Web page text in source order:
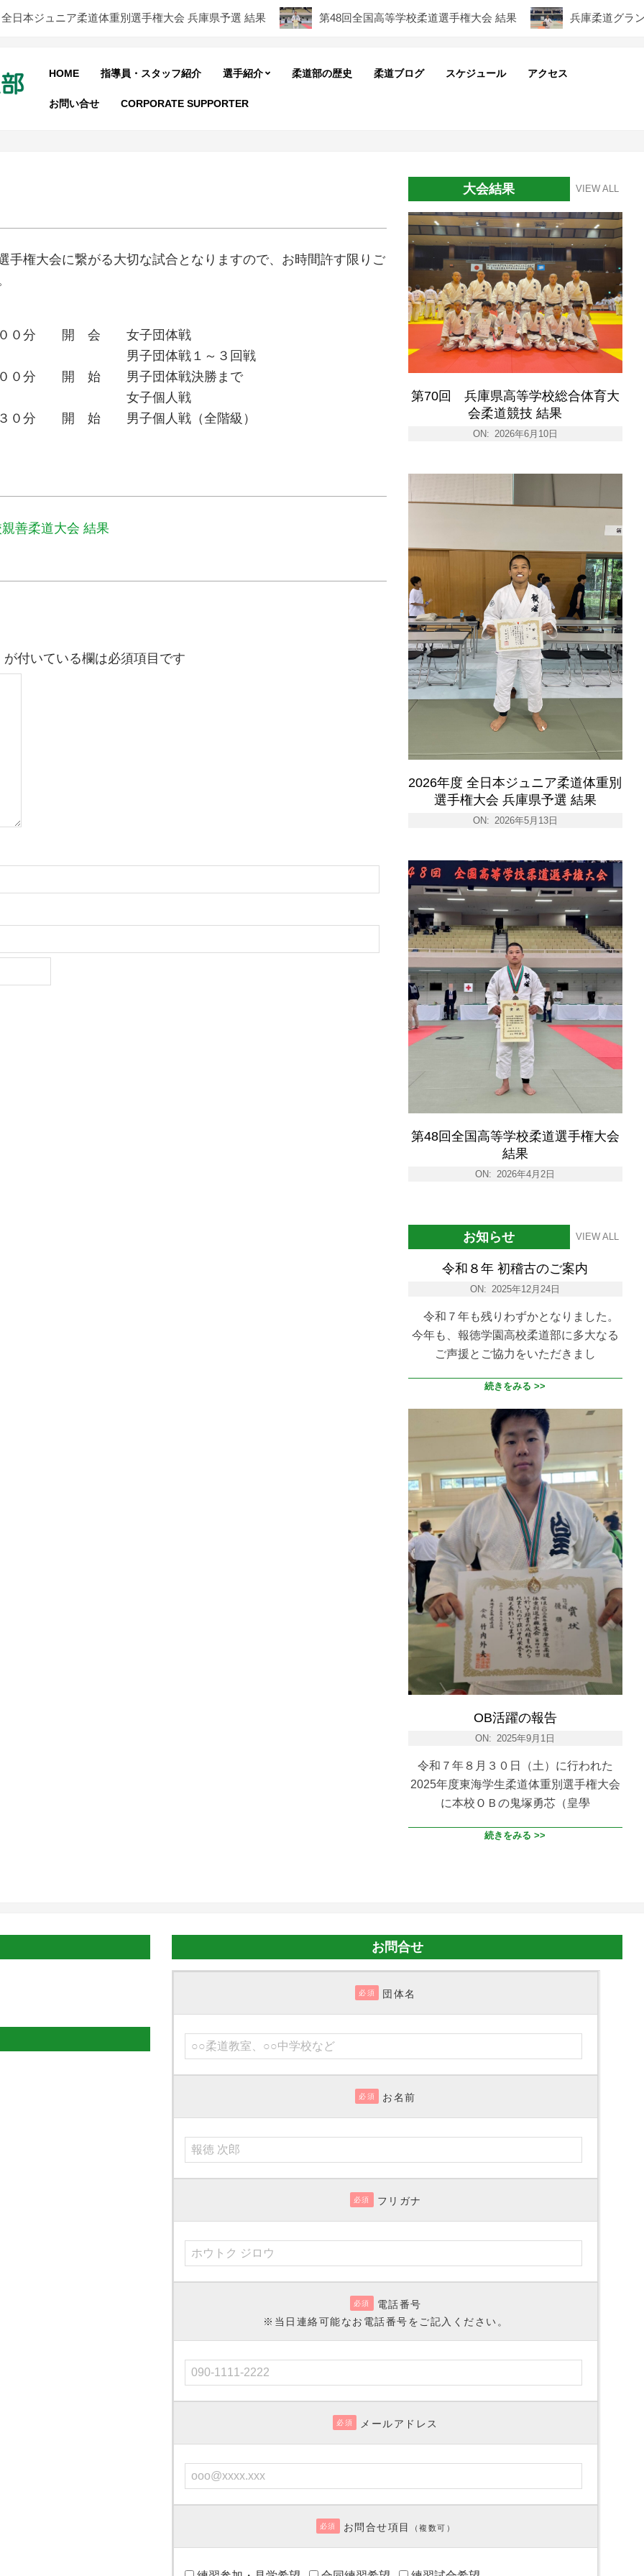
ジュニア柔道体重別選手権大会 兵庫県予選 結果 第48回全国高等学校柔道選手権大会 結果 兵庫柔道グランプ
HOME 指導員・スタッフ紹介 選手紹介 柔道部の歴史 柔道ブログ スケジュール アクセス
お問い合せ CORPORATE SUPPORTER
手権大会に繋がる大切な試合となりますので、お時間許す限りご
００分 開 会 女子団体戦
～３回戦
始 男子団体戦決勝まで
戦
男子個人戦（全階級）
善柔道大会 結果
が付いている欄は必須項目です
大会結果 VIEW ALL
第70回 兵庫県高等学校総合体育大
会柔道競技 結果
ON: 2026年6月10日
2026年度 全日本ジュニア柔道体重別
選手権大会 兵庫県予選 結果
ON: 2026年5月13日
第48回全国高等学校柔道選手権大会
結果
ON: 2026年4月2日
お知らせ VIEW ALL
令和８年 初稽古のご案内
ON: 2025年12月24日
令和７年も残りわずかとなりました。
今年も、報徳学園高校柔道部に多大なる
ご声援とご協力をいただきまし
続きをみる >>
OB活躍の報告
ON: 2025年9月1日
令和７年８月３０日（土）に行われた
2025年度東海学生柔道体重別選手権大会
に本校ＯＢの鬼塚勇芯（皇學
続きをみる >>
お問合せ
必須 団体名
必須 お名前
必須 フリガナ
必須
電話番号
※当日連絡可能なお電話番号をご記入ください。
必須 メールアドレス
必須 お問合せ項目 （複数可）